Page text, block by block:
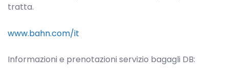
tratta.
www.bahn.com/it
Informazioni e prenotazioni servizio bagagli DB: